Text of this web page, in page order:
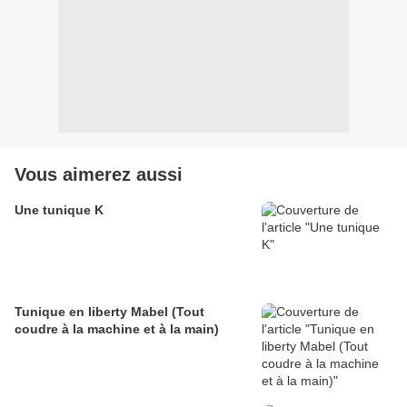
Vous aimerez aussi
Une tunique K
Tunique en liberty Mabel (Tout
coudre à la machine et à la main)